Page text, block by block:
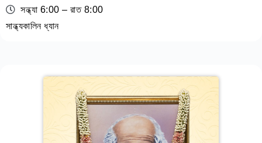
সন্ধ্যা 6:00 – রাত 8:00
সান্ধ্যকালিন ধ্যান